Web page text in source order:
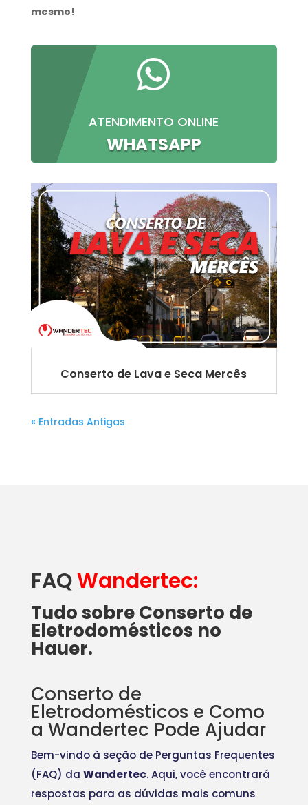
mesmo!

ATENDIMENTO ONLINE
WHATSAPP
Conserto de Lava e Seca Mercês
« Entradas Antigas
FAQWandertec:
Tudo sobre Conserto de
Eletrodomésticos no
Hauer.
Conserto de
Eletrodomésticos e Como
a Wandertec Pode Ajudar
Bem-vindo à seção de Perguntas Frequentes
(FAQ) da Wandertec. Aqui, você encontrará
respostas para as dúvidas mais comuns